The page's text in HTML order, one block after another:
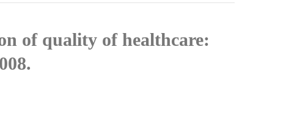
of quality of healthcare: